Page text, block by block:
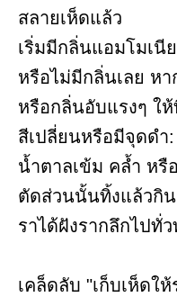
สลายเห็ดแล้ว
เริ่มมีกลิ่นแอมโมเนี
หรือไม่มีกลิ่นเลย ห
หรือกลิ่นอับแรงๆ ใ
สีเปลี่ยนหรือมีจุดดำ
น้ำตาลเข้ม คล้ำ หรื
ตัดส่วนนั้นทิ้งแล้วกิน
ราได้ฝังรากลึกไปทั่
เคล็ดลับ "เก็บเห็ดใ